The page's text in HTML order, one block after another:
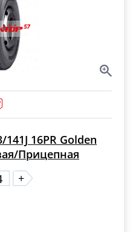
16PR Golden
Прицепная
+